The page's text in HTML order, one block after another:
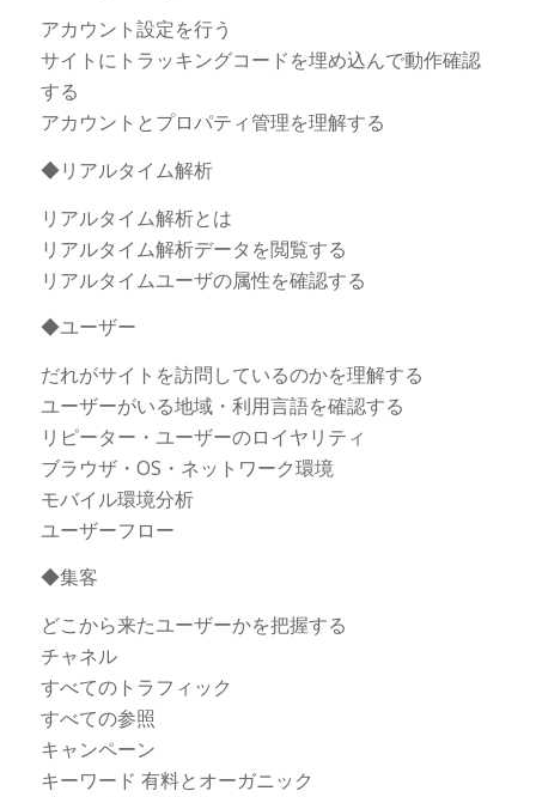
アカウント設定を行う
サイトにトラッキングコードを埋め込んで動作確認
する
アカウントとプロパティ管理を理解する
◆リアルタイム解析
リアルタイム解析とは
リアルタイム解析データを閲覧する
リアルタイムユーザの属性を確認する
◆ユーザー
だれがサイトを訪問しているのかを理解する
ユーザーがいる地域・利用言語を確認する
リピーター・ユーザーのロイヤリティ
ブラウザ・OS・ネットワーク環境
モバイル環境分析
ユーザーフロー
◆集客
どこから来たユーザーかを把握する
チャネル
すべてのトラフィック
すべての参照
キャンペーン
キーワード 有料とオーガニック